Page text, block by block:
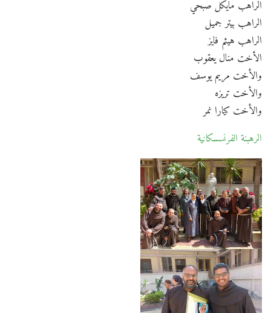
الراهب مايكل صبحي
الراهب بيتر جميل
الراهب هيثم فايز
الأخت منال يعقوب
والأخت مريم يوسف
والأخت تريزه
والأخت كيارا نمر
الرهبنة الفرنسسكانية